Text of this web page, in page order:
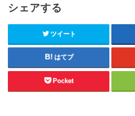
シェアする
ツイート
はてブ
Pocket